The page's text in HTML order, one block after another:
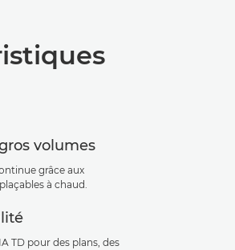
PDF
volumes
grâce aux
à chaud.
TD pour des plans, des